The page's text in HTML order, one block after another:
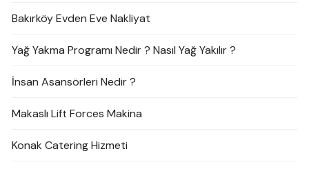
Bakırköy Evden Eve Nakliyat
Yağ Yakma Programı Nedir ? Nasıl Yağ Yakılır ?
İnsan Asansörleri Nedir ?
Makaslı Lift Forces Makina
Konak Catering Hizmeti